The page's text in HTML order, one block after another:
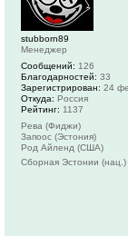
stubborn89
Менеджер
Сообщений: 126
Благодарностей: 33
Зарегистрирован: 24
Откуда: Россия
Рейтинг: 1137
Рева (Фиджи)
Запоос (Эстония)
Род Айленд (США)
Сборная Эстонии (нац.)